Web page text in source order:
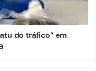
do tráfico” em